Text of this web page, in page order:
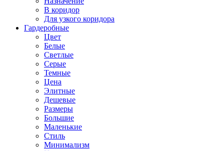
В коридор
Для узкого коридора
Гардеробные
Цвет
Белые
Светлые
Серые
Темные
Цена
Элитные
Дешевые
Размеры
Большие
Маленькие
Стиль
Минимализм